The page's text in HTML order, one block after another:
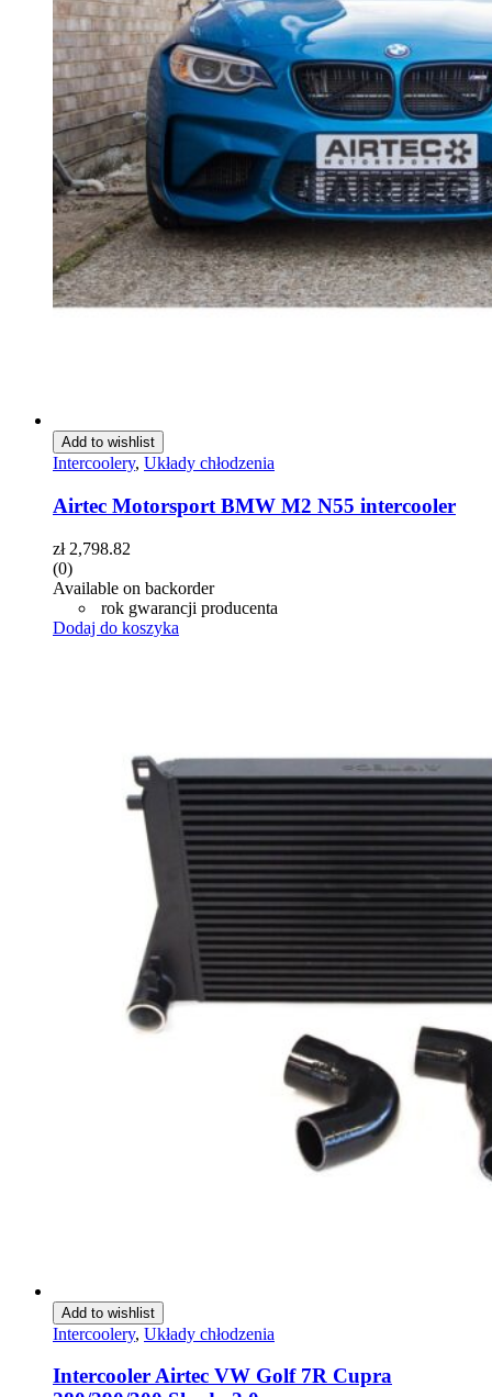
Add to wishlist
Intercoolery, Układy chłodzenia
Airtec Motorsport BMW M2 N55 intercooler
zł2,798.82
(0)
Available on backorder
rok gwarancji producenta
Dodaj do koszyka
Add to wishlist
Intercoolery, Układy chłodzenia
Intercooler Airtec VW Golf 7R Cupra